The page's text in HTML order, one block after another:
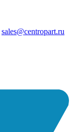
sales@centropart.ru